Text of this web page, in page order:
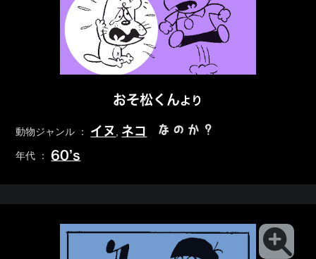
おそ松くんより
動物ジャンル ： イヌ ネコ なのか？
年代 ： 60’s